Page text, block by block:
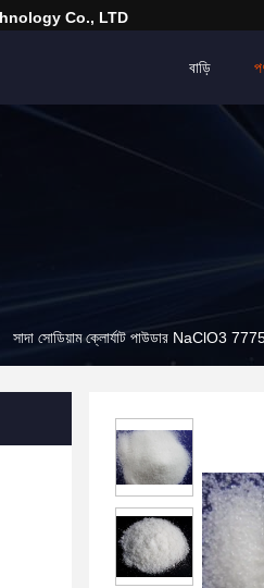
Co., LTD
বাড়ি
সাদা সোডিয়াম ক্লোর্যাট পাউডার NaClO3